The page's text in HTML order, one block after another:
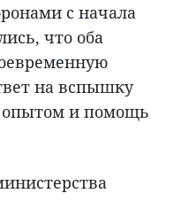
с начала
что оба
на вспышку
опытом и помощь